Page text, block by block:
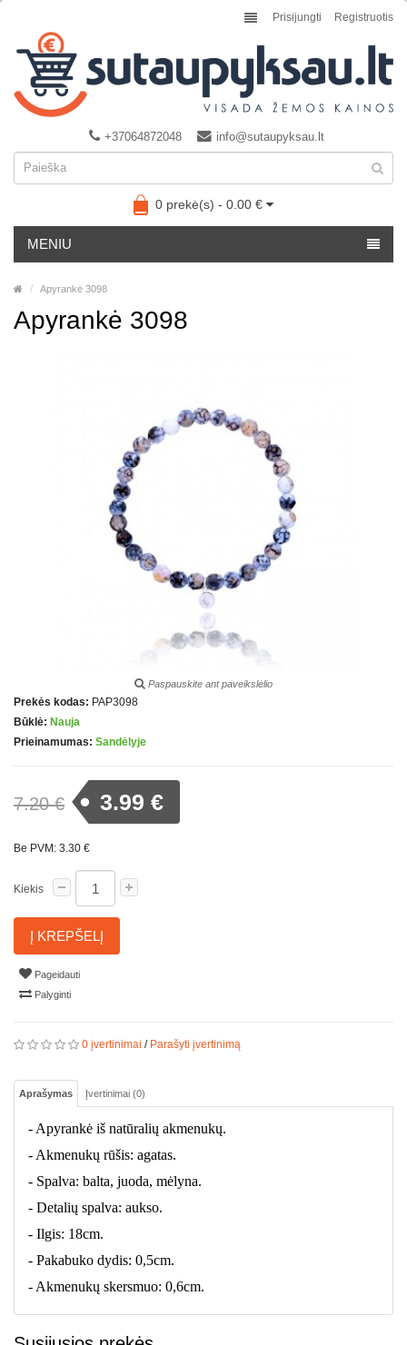
Prisijungti Registruotis
+37064872048 info@sutaupyksau.lt
0 prekė(s) - 0.00 €
MENIU
Apyrankė 3098
Apyrankė 3098
Paspauskite ant paveikslėlio
Prekės kodas: PAP3098
Būklė: Nauja
Prieinamumas: Sandėlyje
7.20 € 3.99 €
Be PVM: 3.30 €
Kiekis
Į KREPŠELĮ
Pageidauti
Palyginti
0 įvertinimai / Parašyti įvertinimą
Aprašymas Įvertinimai (0)
- Apyrankė iš natūralių akmenukų.
- Akmenukų rūšis: agatas.
- Spalva: balta, juoda, mėlyna.
- Detalių spalva: aukso.
- Ilgis: 18cm.
- Pakabuko dydis: 0,5cm.
- Akmenukų skersmuo: 0,6cm.